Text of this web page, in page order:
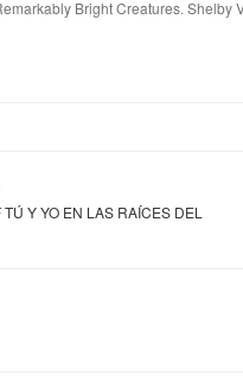
Bright Creatures.
Y YO EN LAS RAÍCES DEL